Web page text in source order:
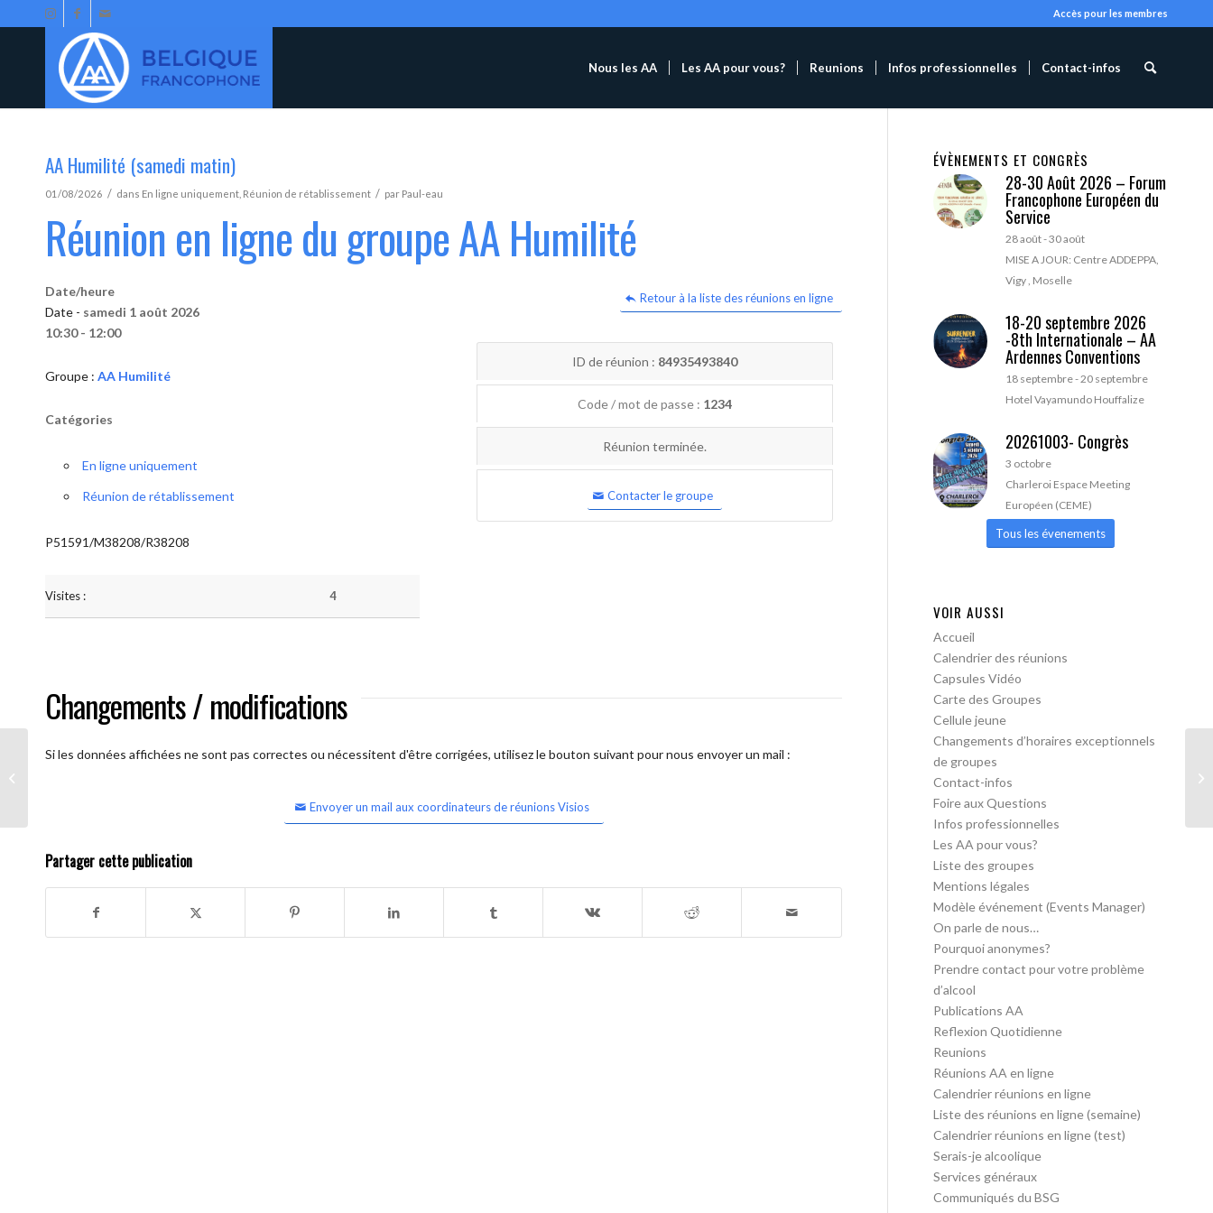
Accès pour les membres
Nous les AA Les AA pour vous? Reunions Infos professionnelles Contact-infos
AA Humilité (samedi matin)
01/08/2026 / dans En ligne uniquement Réunion de rétablissement / par Paul-eau
Réunion en ligne du groupe AA Humilité
Retour à la liste des réunions en ligne
Date/heure
Date - samedi 1 août 2026
10:30 - 12:00
Groupe : AA Humilité
Catégories
En ligne uniquement
Réunion de rétablissement
P51591/M38208/R38208
Visites : 4
ID de réunion : 84935493840
Code / mot de passe : 1234
Réunion terminée.
Contacter le groupe
Changements / modifications
Si les données affichées ne sont pas correctes ou nécessitent d'être corrigées, utilisez le bouton suivant pour nous envoyer un mail :
Envoyer un mail aux coordinateurs de réunions Visios
Partager cette publication
ÉVÈNEMENTS ET CONGRÈS
28-30 Août 2026 – Forum
Francophone Européen du
Service
28 août-30 août
MISE A JOUR: Centre ADDEPPA,
Vigy , Moselle
18-20 septembre 2026
-8th Internationale – AA
Ardennes Conventions
18 septembre-20 septembre
Hotel Vayamundo Houffalize
20261003- Congrès
3 octobre
Charleroi Espace Meeting
Européen (CEME)
Tous les évenements
VOIR AUSSI
Accueil
Calendrier des réunions
Capsules Vidéo
Carte des Groupes
Cellule jeune
Changements d’horaires exceptionnels
de groupes
Contact-infos
Foire aux Questions
Infos professionnelles
Les AA pour vous?
Liste des groupes
Mentions légales
Modèle événement (Events Manager)
On parle de nous…
Pourquoi anonymes?
Prendre contact pour votre problème
d’alcool
Publications AA
Reflexion Quotidienne
Reunions
Réunions AA en ligne
Calendrier réunions en ligne
Liste des réunions en ligne (semaine)
Calendrier réunions en ligne (test)
Serais-je alcoolique
Services généraux
Communiqués du BSG